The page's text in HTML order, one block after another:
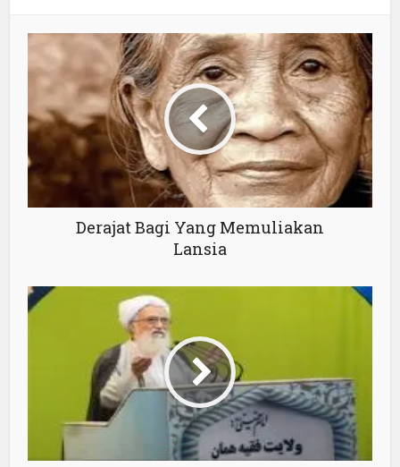
Derajat Bagi Yang Memuliakan
Lansia